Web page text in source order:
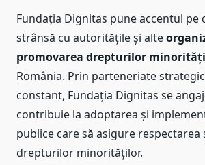
Fundația Dignitas pune accentul pe
strânsă cu autoritățile și alte
promovarea drepturilor
România. Prin parteneriate
constant, Fundația Dignitas se
contribuie la adoptarea și
publice care să asigure respectarea
drepturilor minorităților.